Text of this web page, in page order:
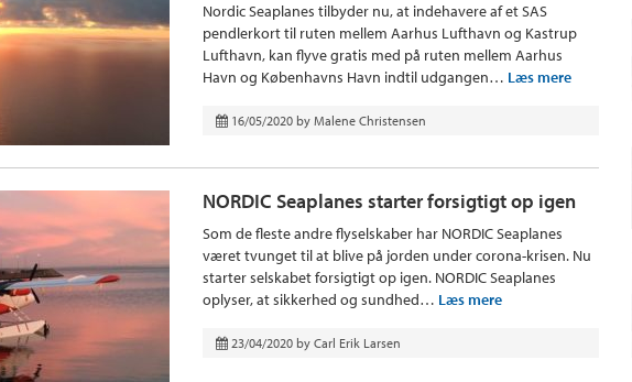
Nordic Seaplanes tilbyder nu, at indehavere af et SAS
pendlerkort til ruten mellem Aarhus Lufthavn og Kastrup
Lufthavn, kan flyve gratis med på ruten mellem Aarhus
Havn og Københavns Havn indtil udgangen… Læs mere
16/05/2020 by Malene Christensen
NORDIC Seaplanes starter forsigtigt op igen
Som de fleste andre flyselskaber har NORDIC Seaplanes
været tvunget til at blive på jorden under corona-krisen. Nu
starter selskabet forsigtigt op igen. NORDIC Seaplanes
oplyser, at sikkerhed og sundhed… Læs mere
23/04/2020 by Carl Erik Larsen